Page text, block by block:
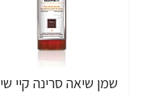
-18%